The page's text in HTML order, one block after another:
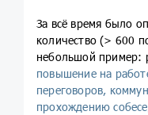
За всё время было
количество (> 600
небольшой пример:
повышение на
переговоров,
прохождению